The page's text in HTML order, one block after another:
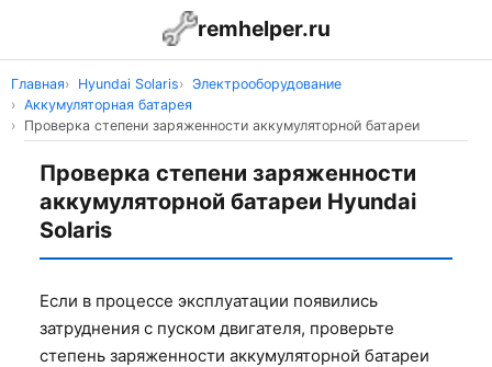
remhelper.ru
Главная Hyundai Solaris
Электрооборудование
Аккумуляторная батарея
Проверка степени заряженности аккумуляторной батареи
Проверка степени заряженности
аккумуляторной батареи Hyundai
Solaris
Если в процессе эксплуатации появились
затруднения с пуском двигателя, проверьте
степень заряженности аккумуляторной батареи